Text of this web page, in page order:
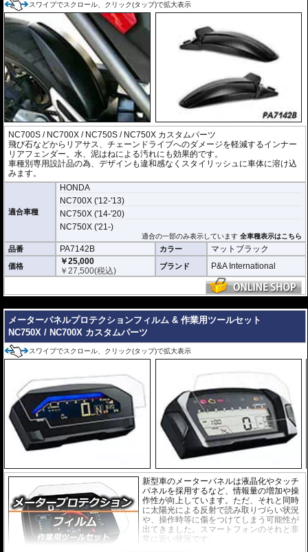
スワイプでスクロール、クリック(タップ)で拡大表示
NC700S / NC700X / NC750S / NC750X カスタムパーツ
飛び石などからリアサス、チェーンドライブへのダメージを軽減するインナー
リアフェンダー。水、泥はねによる汚れにも効果的です。
車種別専用設計品の為、デザインも違和感なくスタイリッシュに車体に溶け込
みます。
適合車種
HONDA
NC700X ('12-'13)
NC750X ('14-'20)
NC750X ('21-)
適合の一部のみ表示しています全車種表示はこちら
品番 PA7142B カラー マットブラック
価格
￥25,000
￥27,500(税込) ブランド P&A International
メーターパネルプロテクションフィルム & 作業用ツールセット
NC750X / NC700X カスタムパーツ
スワイプでスクロール、クリック(タップ)で拡大表示
新型車のメーターバネルは液晶化やタッチ
パネルを採用するなど、情報量の増加や操
作性が向上しています。ただ、それと同時
に太陽光による反射で読み取りづらい状況
や、操作時等に傷をつけてしまう可能性が
出てきました。スマートフォンのそれと非
常に近い状況です。